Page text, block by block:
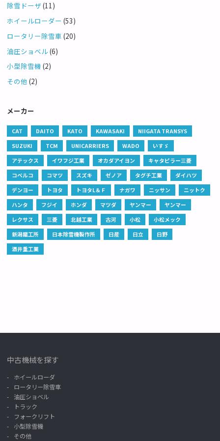
除雪ドーザ(11)
ホイールローダー (53)
ロータリー除雪車 (20)
油圧ショベル(6)
小型除雪機 (2)
その他 (2)
メーカー
CAT DAITO KATO KAWASAKI
NIIGATA TRANSYS
SUZUKI
TCM UNICARRIERS WADO
いすゞ
アテックス
イワフジ工業 オカダアイヨン
キャタピラー三菱
コベルコ
コマツ スズキ ゼノア タグチ工業
ダイハツ
デンヨー
トヨタ トヨタL＆Ｆ ナガワ ニッサン
ニットク
ハンタ
フジイ ホンダ マツダ ヤンマー
ヤンマー
レクサス
三菱 北越工業 古河 小松
小松メック
新潟鐵工所
日本除雪機製作所 日産 日立
日野
酒井重工業
中古機械を探す
ホイールローダ
ロータリー除雪車
油圧ショベル
トラック
フォークリフト
小型除雪機
その他